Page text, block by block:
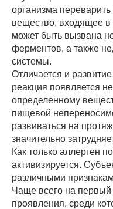
организма
вещество, входящее в
может быть вызвана
ферментов, а также
системы.
Отличается и
реакция появляется
определенному
пищевой
развиваться на
значительно
Как только аллерген
активизируется.
различными
Чаще всего на
проявления, среди